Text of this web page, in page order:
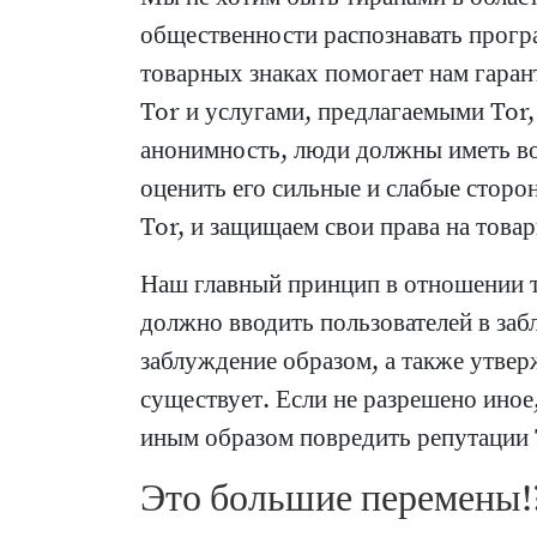
общественности распознавать
товарных знаках помогает нам
Tor и услугами, предлагаемыми
анонимность, люди должны иметь
оценить его сильные и слабые
Tor, и защищаем свои права на
Наш главный принцип в отношении
должно вводить пользователей в
заблуждение образом, а также
существует. Если не разрешено
иным образом повредить
Это большие